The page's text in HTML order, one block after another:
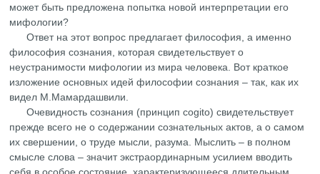
может быть предложена попытка новой интерпретации его
мифологии?
Ответ на этот вопрос предлагает философия, а именно
философия сознания, которая свидетельствует о
неустранимости мифологии из мира человека. Вот краткое
изложение основных идей философии сознания – так, как их
видел М.Мамардашвили.
Очевидность сознания (принцип cogito) свидетельствует
прежде всего не о содержании сознательных актов, а о самом
их свершении, о труде мысли, разума. Мыслить – в полном
смысле слова – значит экстраординарным усилием вводить